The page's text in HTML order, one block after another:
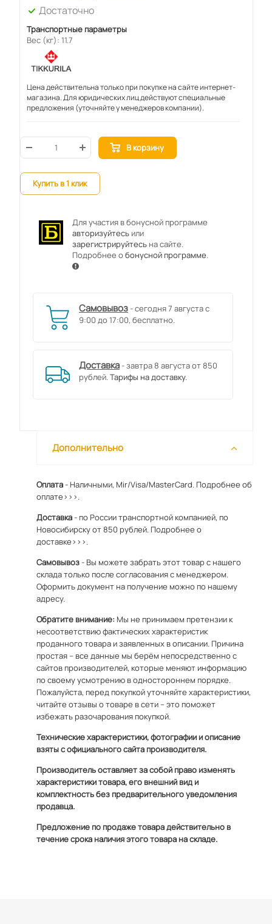
Достаточно
Транспортные параметры
Вес (кг): 11.7
Цена действительна только при покупке на сайте интернет-
магазина. Для юридических лиц действуют специальные
предложения (уточняйте у менеджеров компании).
В корзину
Купить в 1 клик
Для участия в бонусной программе
авторизуйтесьили
зарегистрируйтесьна сайте.
Подробнее обонусной программе.
Самовывоз - сегодня 7 августа с
9:00 до 17:00, бесплатно.
Доставка - завтра 8 августа от 850
рублей.Тарифы на доставку.
Дополнительно
Оплата- Наличными, Mir/Visa/MasterCard. Подробнее об
оплате>>>.
Доставка- по России транспортной компанией, по
Новосибирску от 850 рублей. Подробнее о
доставке>>>.
Самовывоз- Вы можете забрать этот товар с нашего
склада только после согласования с менеджером.
Оформить документ на получение можно по нашему
адресу.
Обратите внимание: Мы не принимаем претензии к
несоответствию фактических характеристик
проданного товара и заявленных в описании. Причина
простая – все данные мы берём непосредственно с
сайтов производителей, которые меняют информацию
по своему усмотрению в одностороннем порядке.
Пожалуйста, перед покупкой уточняйте характеристики,
читайте отзывы о товаре в сети – это поможет
избежать разочарования покупкой.
Технические характеристики, фотографии и описание
взяты с официального сайта производителя.
Производитель оставляет за собой право изменять
характеристики товара, его внешний вид и
комплектность без предварительного уведомления
продавца.
Предложение по продаже товара действительно в
течение срока наличия этого товара на складе.